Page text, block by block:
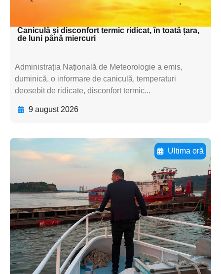
textul pentru subti
Caniculă și disconfort termic ridicat, în toată țara,
de luni până miercuri
Administrația Națională de Meteorologie a emis,
duminică, o informare de caniculă, temperaturi
deosebit de ridicate, disconfort termic...
9 august 2026
Ultima oră
Adaugă aici textul pentru
subtitluAdaugă aici
textul pentru
subtitluAdaugă aici
textul pentru
subtitluAdaugă aici
textul pentru subti